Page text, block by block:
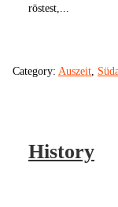
röstest,...
Category: Auszeit
History